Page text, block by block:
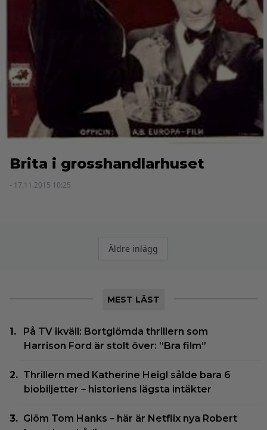
Brita i grosshandlarhuset
- 17.11.2015 10:25
Inläggsnavigering
Äldre inlägg
MEST LÄST
På TV ikväll: Bortglömda thrillern som
Harrison Ford är stolt över: ”Bra film”
Thrillern med Katherine Heigl sålde bara 6
biobiljetter – historiens lägsta intäkter
Glöm Tom Hanks – här är Netflix nya Robert